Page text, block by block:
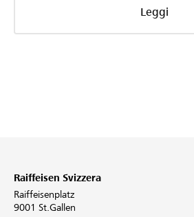
Leggi
Raiffeisen Svizzera
Raiffeisenplatz
9001 St.Gallen